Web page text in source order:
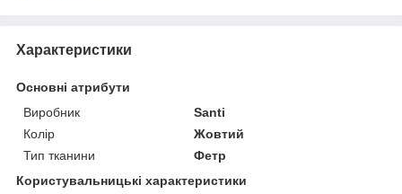
Характеристики
Основні атрибути
Виробник
Santi
Колір
Жовтий
Тип тканини
Фетр
Користувальницькі характеристики